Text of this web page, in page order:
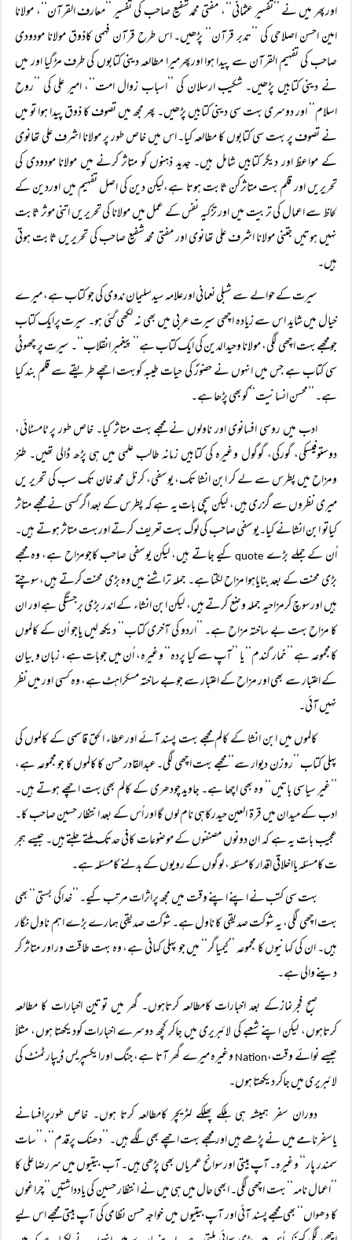
اورپھر میں نے ’’تفسیر عثمانی‘‘، مفتی محمدشفیع صاحب کی تفسیر ’’معارف القرآن‘‘، مولانا
امین احسن اصلاحی کی ’’تدبر قرآن‘‘ پڑھیں۔ اس طرح قرآن فہمی کاذوق مولانا مودودی
صاحب کی تفہیم القرآن سے پیدا ہوا اورپھرمیرا مطالعہ دینی کتابوں کی طرف مڑگیا اور میں
نے دینی کتابیں پڑھیں۔ شکیب ارسلان کی ’’اسباب زوال امت‘‘، امیر علی کی ’’روح
اسلام‘‘ اور دوسری بہت سی دینی کتابیں پڑھیں۔ پھر مجھ میں تصوف کا ذوق پیدا ہوا تو میں
نے تصوف پر بہت سی کتابوں کا مطالعہ کیا۔ اس میں خاص طور پر مولانا اشرف علی تھانوی
کے مواعظ اور دیگر کتابیں شامل ہیں۔ جدید ذہنوں کو متاثر کرنے میں مولانا مودودی کی
تحریریں اور قلم بہت متاثرکن ثابت ہوتا ہے،لیکن دین کی اصل تفہیم میں اوردین کے
لحاظ سے اعمال کی تربیت میں اور تزکیہ نفس کے عمل میں مولانا کی تحریریں اتنی موثر ثابت
نہیں ہوتیں جتنی مولانا اشرف علی تھانوی اور مفتی محمدشفیع صاحب کی تحریریں ثابت ہوتی
ہیں۔
سیرت کے حوالے سے شبلی نعمانی اورعلامہ سیدسلیمان ندوی کی جو کتاب ہے، میرے
خیال میں شاید اس سے زیادہ اچھی سیرت عربی میں بھی نہ لکھی گئی ہو۔ سیرت پرایک کتاب
جومجھے بہت اچھی لگی، مولانا وحیدالدین کی ایک کتاب ہے’’ پیغمبر انقلاب‘‘۔ سیرت پر چھوٹی
سی کتاب ہے جس میں انہوں نے حضورؐ کی حیات طیبہ کوبہت اچھے طریقے سے قلم بند کیا
ہے۔ ’’محسن انسانیت‘‘ کوبھی پڑھا ہے۔
ادب میں روسی افسانوی اور ناولوں نے مجھے بہت متاثر کیا۔ خاص طور پر ٹامسٹائی،
دوستوفیسکی، گورکی، گوگول وغیرہ کی کتابیں زمانہ طالب علمی میں ہی پڑھ ڈالی تھیں۔ طنز
ومزاح میں پطرس سے لے کر ابن انشا تک، یوسفی، کرنل محمد خان تک سب کی تحریر یں
میری نظروں سے گزری ہیں، لیکن سچی بات یہ ہے کہ پطرس کے بعد اگرکسی نے مجھے متاثر
کیاتو ابن انشانے کیا۔یوسفی صاحب کی لوگ بہت تعریف کرتے اوربہت متاثر ہوتے ہیں۔
اُن کے جملے بڑے quote
کیے جاتے ہیں، لیکن یوسفی صاحب کاجومزاح ہے، وہ مجھے
بڑی محنت کے بعد بنایاہوا مزاح لگتا ہے۔ جملہ تراشنے میں وہ بڑی محنت کرتے ہیں،سوچتے
ہیں اورسوچ کرمزاحیہ جملہ وضع کرتے ہیں، لیکن ابن انشاء کے اندر بڑی برجستگی ہے اور ان
کا مزاح بہت بے ساختہ مزاح ہے۔ ’’اردو کی آخری کتاب‘‘ دیکھ لیں یاجو اُن کے کالموں
کامجموعہ ہے ’’خمار گندم‘‘ یا ’’آپ سے کیا پردہ‘‘ وغیرہ، اُن میں جوبات ہے، زبان و بیان
کے اعتبار سے بھی اور مزاح کے اعتبار سے جوبے ساختہ مسکراہٹ ہے، وہ کسی اور میں نظر
نہیں آئی۔
کالموں میں ابن انشا کے کالم مجھے بہت پسند آئے اورعطاء الحق قاسمی کے کالموں کی
پہلی کتاب ’’روزن دیوار سے‘‘ مجھے بہت اچھی لگی۔عبدالقادر حسن کا کالموں کا جو مجموعہ ہے،
’’غیر سیاسی باتیں‘‘ وہ بھی اچھا ہے۔ جاوید چودھری کے کالم بھی بہت اچھے ہوتے ہیں۔
ادب کے میدان میں قرۃ العین حیدرکاہی نام لوں گا اور اُس کے بعد انتظار حسین صاحب کا۔
عجیب بات یہ ہے کہ ان دونوں مصنفوں کے موضوعات کافی حدتک ملتے جلتے ہیں۔ جیسے ہجر
ت کامسئلہ یااخلاقی اقدار کامسئلہ، لوگوں کے رویوں کے بدلنے کامسئلہ ہے۔
بہت سی کتب نے اپنے اپنے وقت میں مجھ پراثرات مرتب کیے۔ ’’خداکی بستی‘‘ بھی
بہت اچھی لگی، یہ شوکت صدیقی کا ناول ہے۔ شوکت صدیقی ہمارے بڑے اہم ناول نگار
ہیں۔ ان کی کہانیوں کا مجموعہ ’’کیمیاگر‘‘ میں جو پہلی کہانی ہے، وہ بہت طاقت ور اور متاثر کر
دینے والی ہے۔
صبح فجرنمازکے بعد اخبارات کامطالعہ کرتاہوں۔ گھر میں توتین اخبارات کا مطالعہ
کرتاہوں، لیکن اپنے شعبے کی لائبریری میں جاکر کچھ دوسرے اخبارات کودیکھتا ہوں، مثلاً
جیسے نوائے وقت،Nation وغیرہ میرے گھر آتا ہے، جنگ اورایکسپریس ڈیپارٹمنٹ کی
لائبریری میں جاکر دیکھتا ہوں۔
دوران سفر ہمیشہ ہی ہلکے پھلکے لٹریچر کامطالعہ کرتا ہوں۔ خاص طورپرافسانے
یاسفرنامے میں نے پڑھے ہیں اور مجھے بہت اچھے بھی لگے ہیں۔ ’’دھنک پرقدم‘‘، ’’سات
سمندر پار‘‘ وغیرہ۔ آپ بیتی اورسوانح عمریاں بھی پڑھی ہیں۔ آب بیتیوں میں سررضا علی کا
’’اعمال نامہ‘‘ بہت اچھی لگی۔ ابھی حال میں ہی میں نے انتظار حسین کی یادداشتیں ’’چراغوں
کا دھواں‘‘ بھی مجھے پسند آئی اور آپ بیتیوں میں خواجہ حسن نظامی کی آپ بیتی مجھے اس لیے